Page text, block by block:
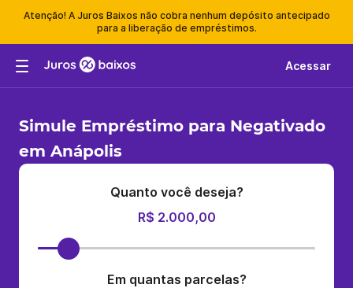
Atenção! A Juros Baixos não cobra nenhum depósito antecipado
para a liberação de empréstimos.
Acessar
Simule Empréstimo para Negativado
em Anápolis
Quanto você deseja?
R$ 2.000,00
Em quantas parcelas?